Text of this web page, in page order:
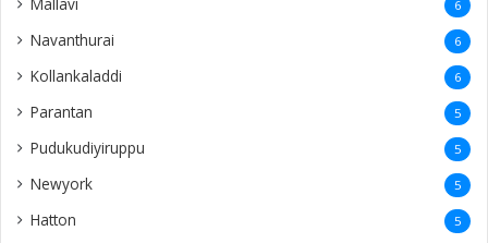
6
Navanthurai 6
Kollankaladdi 6
Parantan 5
Pudukudiyiruppu 5
Newyork 5
Hatton 5